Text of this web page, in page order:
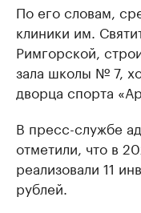
По его словам,
клиники им.
Римгорской,
зала школы № 7,
дворца спорта
В пресс-службе
отметили, что в
реализовали 11
рублей.